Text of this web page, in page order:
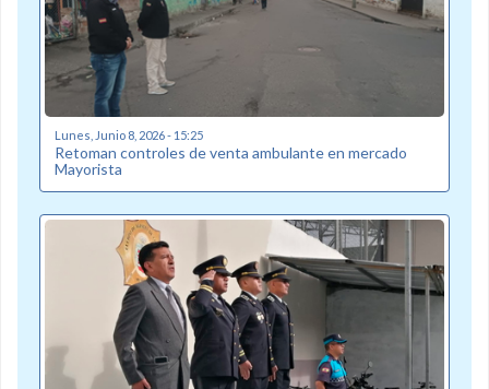
Lunes, Junio 8, 2026 - 15:25
Retoman controles de venta ambulante en mercado
Mayorista